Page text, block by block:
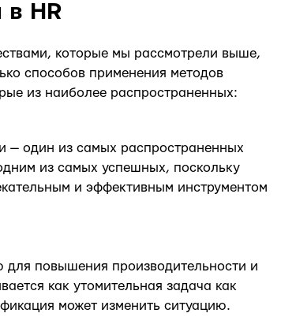
HR
которые мы рассмотрели выше,
способов применения методов
из наиболее распространенных:
— один из самых распространенных
из самых успешных, поскольку
и эффективным инструментом
для повышения производительности и
как утомительная задача как
может изменить ситуацию.